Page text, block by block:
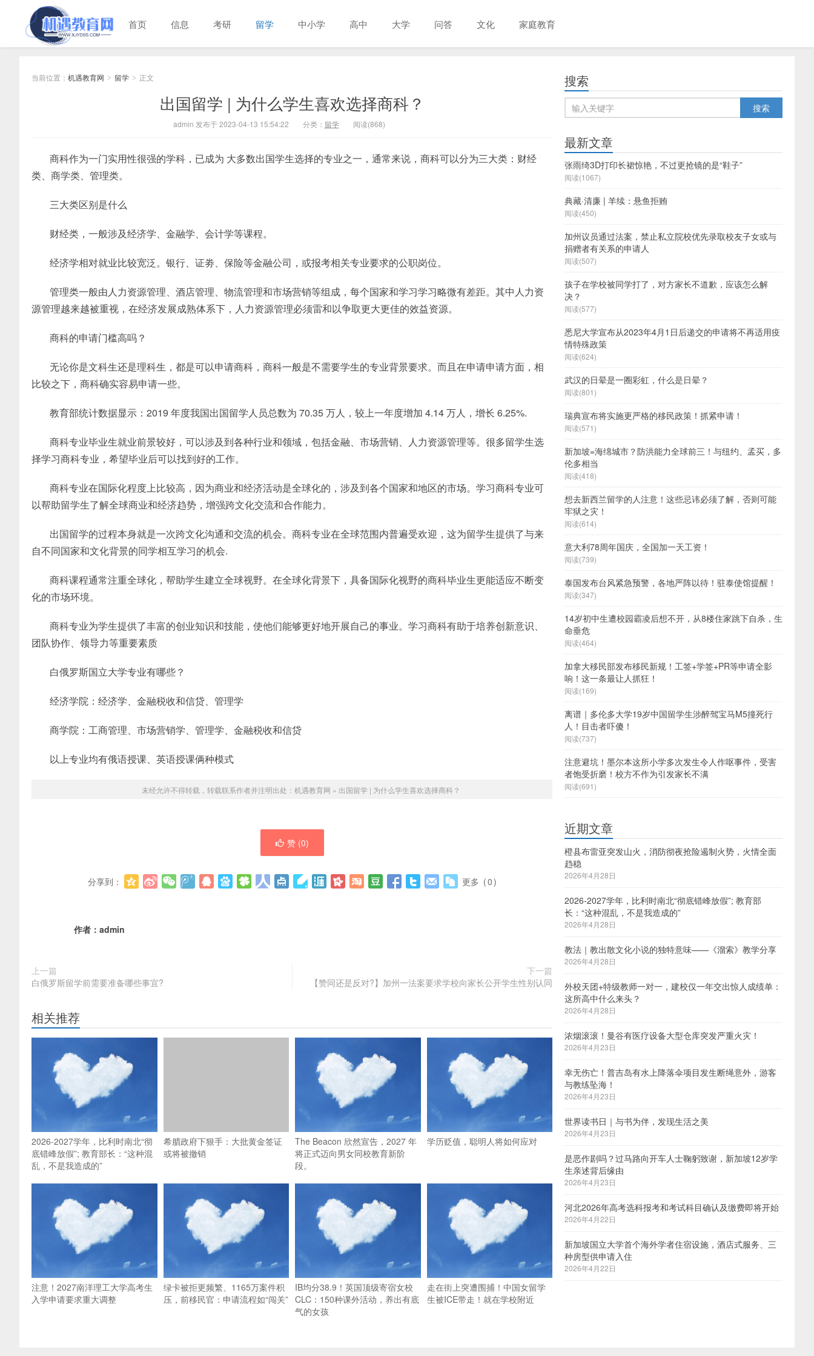
首页 信息 考研 留学 中小学 高中 大学 问答 文化 家庭教育
当前位置： 机遇教育网 > 留学 > 正文
出国留学 | 为什么学生喜欢选择商科？
admin 发布于 2023-04-13 15:54:22 分类： 留学 阅读(868)
商科作为一门实用性很强的学科，已成为 大多数出国学生选择的专业之一，通常来说，商科可以分为三大类：财经
类、商学类、管理类。
三大类区别是什么
财经类，一般涉及经济学、金融学、会计学等课程。
经济学相对就业比较宽泛。银行、证劵、保险等金融公司，或报考相关专业要求的公职岗位。
管理类一般由人力资源管理、酒店管理、物流管理和市场营销等组成，每个国家和学习学习略微有差距。其中人力资
源管理越来越被重视，在经济发展成熟体系下，人力资源管理必须雷和以争取更大更佳的效益资源。
商科的申请门槛高吗？
无论你是文科生还是理科生，都是可以申请商科，商科一般是不需要学生的专业背景要求。而且在申请申请方面，相
比较之下，商科确实容易申请一些。
教育部统计数据显示：2019 年度我国出国留学人员总数为 70.35 万人，较上一年度增加 4.14 万人，增长 6.25%.
商科专业毕业生就业前景较好，可以涉及到各种行业和领域，包括金融、市场营销、人力资源管理等。很多留学生选
择学习商科专业，希望毕业后可以找到好的工作。
商科专业在国际化程度上比较高，因为商业和经济活动是全球化的，涉及到各个国家和地区的市场。学习商科专业可
以帮助留学生了解全球商业和经济趋势，增强跨文化交流和合作能力。
出国留学的过程本身就是一次跨文化沟通和交流的机会。商科专业在全球范围内普遍受欢迎，这为留学生提供了与来
自不同国家和文化背景的同学相互学习的机会.
商科课程通常注重全球化，帮助学生建立全球视野。在全球化背景下，具备国际化视野的商科毕业生更能适应不断变
化的市场环境。
商科专业为学生提供了丰富的创业知识和技能，使他们能够更好地开展自己的事业。学习商科有助于培养创新意识、
团队协作、领导力等重要素质
白俄罗斯国立大学专业有哪些？
经济学院：经济学、金融税收和信贷、管理学
商学院：工商管理、市场营销学、管理学、金融税收和信贷
以上专业均有俄语授课、英语授课俩种模式
未经允许不得转载，转载联系作者并注明出处： 机遇教育网 » 出国留学 | 为什么学生喜欢选择商科？
赞 (0)
分享到： 更多 (0)
作者： admin
上一篇
白俄罗斯留学前需要准备哪些事宜?
下一篇
【赞同还是反对?】加州一法案要求学校向家长公开学生性别认同
相关推荐
2026-2027学年，比利时南北“彻
底错峰放假”; 教育部长：“这种混
乱，不是我造成的”
希腊政府下狠手：大批黄金签证
或将被撤销
The Beacon 欣然宣告，2027 年
将正式迈向男女同校教育新阶
段。
学历贬值，聪明人将如何应对
注意！2027南洋理工大学高考生
入学申请要求重大调整
绿卡被拒更频繁、1165万案件积
压，前移民官：申请流程如“闯关”
IB均分38.9！英国顶级寄宿女校
CLC：150种课外活动，养出有底
气的女孩
走在街上突遭围捕！中国女留学
生被ICE带走！就在学校附近
搜索
最新文章
张雨绮3D打印长裙惊艳，不过更抢镜的是“鞋子”
阅读(1067)
典藏·清廉 | 羊续：悬鱼拒贿
阅读(450)
加州议员通过法案，禁止私立院校优先录取校友子女或与
捐赠者有关系的申请人
阅读(507)
孩子在学校被同学打了，对方家长不道歉，应该怎么解
决？
阅读(577)
悉尼大学宣布从2023年4月1日后递交的申请将不再适用疫
情特殊政策
阅读(624)
武汉的日晕是一圈彩虹，什么是日晕？
阅读(801)
瑞典宣布将实施更严格的移民政策！抓紧申请！
阅读(571)
新加坡=海绵城市？防洪能力全球前三！与纽约、孟买，多
伦多相当
阅读(418)
想去新西兰留学的人注意！这些忌讳必须了解，否则可能
牢狱之灾！
阅读(614)
意大利78周年国庆，全国加一天工资！
阅读(739)
泰国发布台风紧急预警，各地严阵以待！驻泰使馆提醒！
阅读(347)
14岁初中生遭校园霸凌后想不开，从8楼住家跳下自杀，生
命垂危
阅读(464)
加拿大移民部发布移民新规！工签+学签+PR等申请全影
响！这一条最让人抓狂！
阅读(169)
离谱｜多伦多大学19岁中国留学生涉醉驾宝马M5撞死行
人！目击者吓傻！
阅读(737)
注意避坑！墨尔本这所小学多次发生令人作呕事件，受害
者饱受折磨！校方不作为引发家长不满
阅读(691)
近期文章
橙县布雷亚突发山火，消防彻夜抢险遏制火势，火情全面
趋稳
2026年4月28日
2026-2027学年，比利时南北“彻底错峰放假”; 教育部
长：“这种混乱，不是我造成的”
2026年4月28日
教法｜教出散文化小说的独特意味——《溜索》教学分享
2026年4月28日
外校天团+特级教师一对一，建校仅一年交出惊人成绩单：
这所高中什么来头？
2026年4月28日
浓烟滚滚！曼谷有医疗设备大型仓库突发严重火灾！
2026年4月23日
幸无伤亡！普吉岛有水上降落伞项目发生断绳意外，游客
与教练坠海！
2026年4月23日
世界读书日｜与书为伴，发现生活之美
2026年4月23日
是恶作剧吗？过马路向开车人士鞠躬致谢，新加坡12岁学
生亲述背后缘由
2026年4月23日
河北2026年高考选科报考和考试科目确认及缴费即将开始
2026年4月22日
新加坡国立大学首个海外学者住宿设施，酒店式服务、三
种房型供申请入住
2026年4月22日